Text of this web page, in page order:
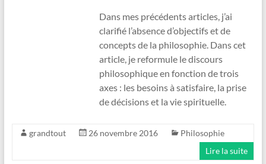
Dans mes précédents articles, j’ai
clarifié l’absence d’objectifs et de
concepts de la philosophie. Dans cet
article, je reformule le discours
philosophique en fonction de trois
axes : les besoins à satisfaire, la prise
de décisions et la vie spirituelle.
grandtout 26 novembre 2016
Philosophie
Lire la suite